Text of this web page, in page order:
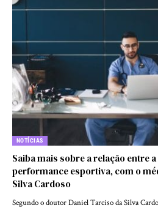
NOTÍCIAS
Saiba mais sobre a relação entre
performance esportiva, com o
Silva Cardoso
Segundo o doutor Daniel Tarciso da Silva